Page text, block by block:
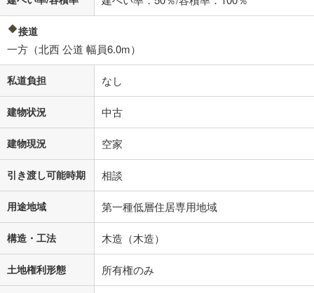
接道
一方（北西 公道 幅員6.0m）
私道負担 なし
建物状況 中古
建物現況 空家
引き渡し可能時期 相談
用途地域 第一種低層住居専用地域
構造・工法 木造（木造）
土地権利形態 所有権のみ